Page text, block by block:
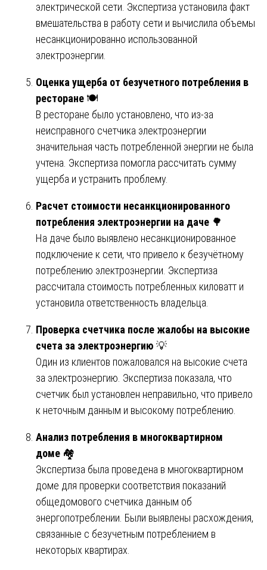
электрической сети. Экспертиза установила факт
вмешательства в работу сети и вычислила объемы
несанкционированно использованной
электроэнергии.
Оценка ущерба от безучетного потребления в
ресторане 🍽️
В ресторане было установлено, что из-за
неисправного счетчика электроэнергии
значительная часть потребленной энергии не была
учтена. Экспертиза помогла рассчитать сумму
ущерба и устранить проблему.
Расчет стоимости несанкционированного
потребления электроэнергии на даче 🌳
На даче было выявлено несанкционированное
подключение к сети, что привело к безучётному
потреблению электроэнергии. Экспертиза
рассчитала стоимость потребленных киловатт и
установила ответственность владельца.
Проверка счетчика после жалобы на высокие
счета за электроэнергию 💡
Один из клиентов пожаловался на высокие счета
за электроэнергию. Экспертиза показала, что
счетчик был установлен неправильно, что привело
к неточным данным и высокому потреблению.
Анализ потребления в многоквартирном
доме 🏘️
Экспертиза была проведена в многоквартирном
доме для проверки соответствия показаний
общедомового счетчика данным об
энергопотреблении. Были выявлены расхождения,
связанные с безучетным потреблением в
некоторых квартирах.